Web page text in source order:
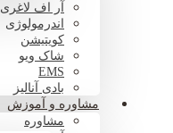
آر اف لاغری
اندرمولوژی
کویتیشن
شاک ویو
EMS
بادی آنالیز
مشاوره و آموزش
مشاوره